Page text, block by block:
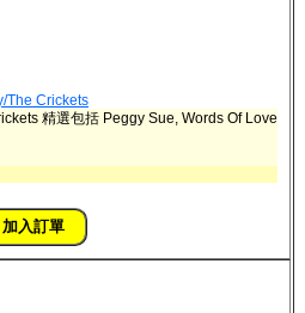
The Crickets
精選包括 Peggy Sue, Words Of Love